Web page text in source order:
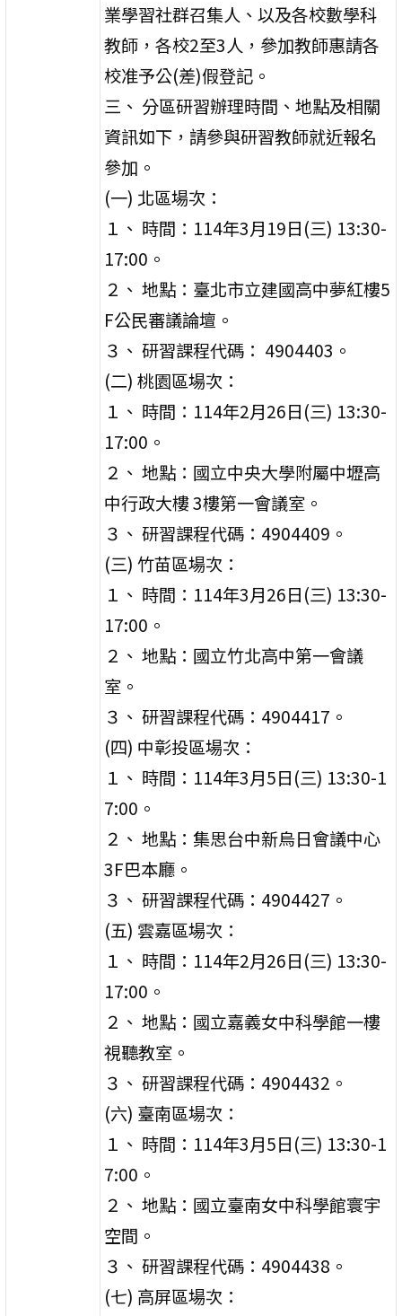
業學習社群召集人、以及各校數學科
教師，各校2至3人，參加教師惠請各
校准予公(差)假登記。
三、 分區研習辦理時間、地點及相關
資訊如下，請參與研習教師就近報名
參加。
(一) 北區場次：
１、 時間：114年3月19日(三) 13:30-
17:00。
２、 地點：臺北市立建國高中夢紅樓5
F公民審議論壇。
３、 研習課程代碼： 4904403。
(二) 桃園區場次：
１、 時間：114年2月26日(三) 13:30-
17:00。
２、 地點：國立中央大學附屬中壢高
中行政大樓 3樓第一會議室。
３、 研習課程代碼：4904409。
(三) 竹苗區場次：
１、 時間：114年3月26日(三) 13:30-
17:00。
２、 地點：國立竹北高中第一會議
室。
３、 研習課程代碼：4904417。
(四) 中彰投區場次：
１、 時間：114年3月5日(三) 13:30-1
7:00。
２、 地點：集思台中新烏日會議中心
3F巴本廳。
３、 研習課程代碼：4904427。
(五) 雲嘉區場次：
１、 時間：114年2月26日(三) 13:30-
17:00。
２、 地點：國立嘉義女中科學館一樓
視聽教室。
３、 研習課程代碼：4904432。
(六) 臺南區場次：
１、 時間：114年3月5日(三) 13:30-1
7:00。
２、 地點：國立臺南女中科學館寰宇
空間。
３、 研習課程代碼：4904438。
(七) 高屏區場次：